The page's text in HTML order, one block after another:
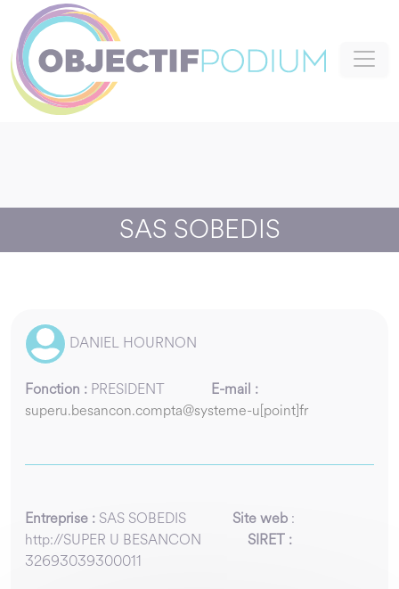
SAS SOBEDIS
DANIEL HOURNON
Fonction : PRESIDENT
E-mail :
superu.besancon.compta@systeme-u[point]fr
Entreprise : SAS SOBEDIS Site web :
http://SUPER U BESANCON
SIRET :
32693039300011
Panneau de gestion des cookies